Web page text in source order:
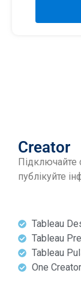
Creator
Підключайте
публікуйте
Tableau
Tableau
Tableau
One